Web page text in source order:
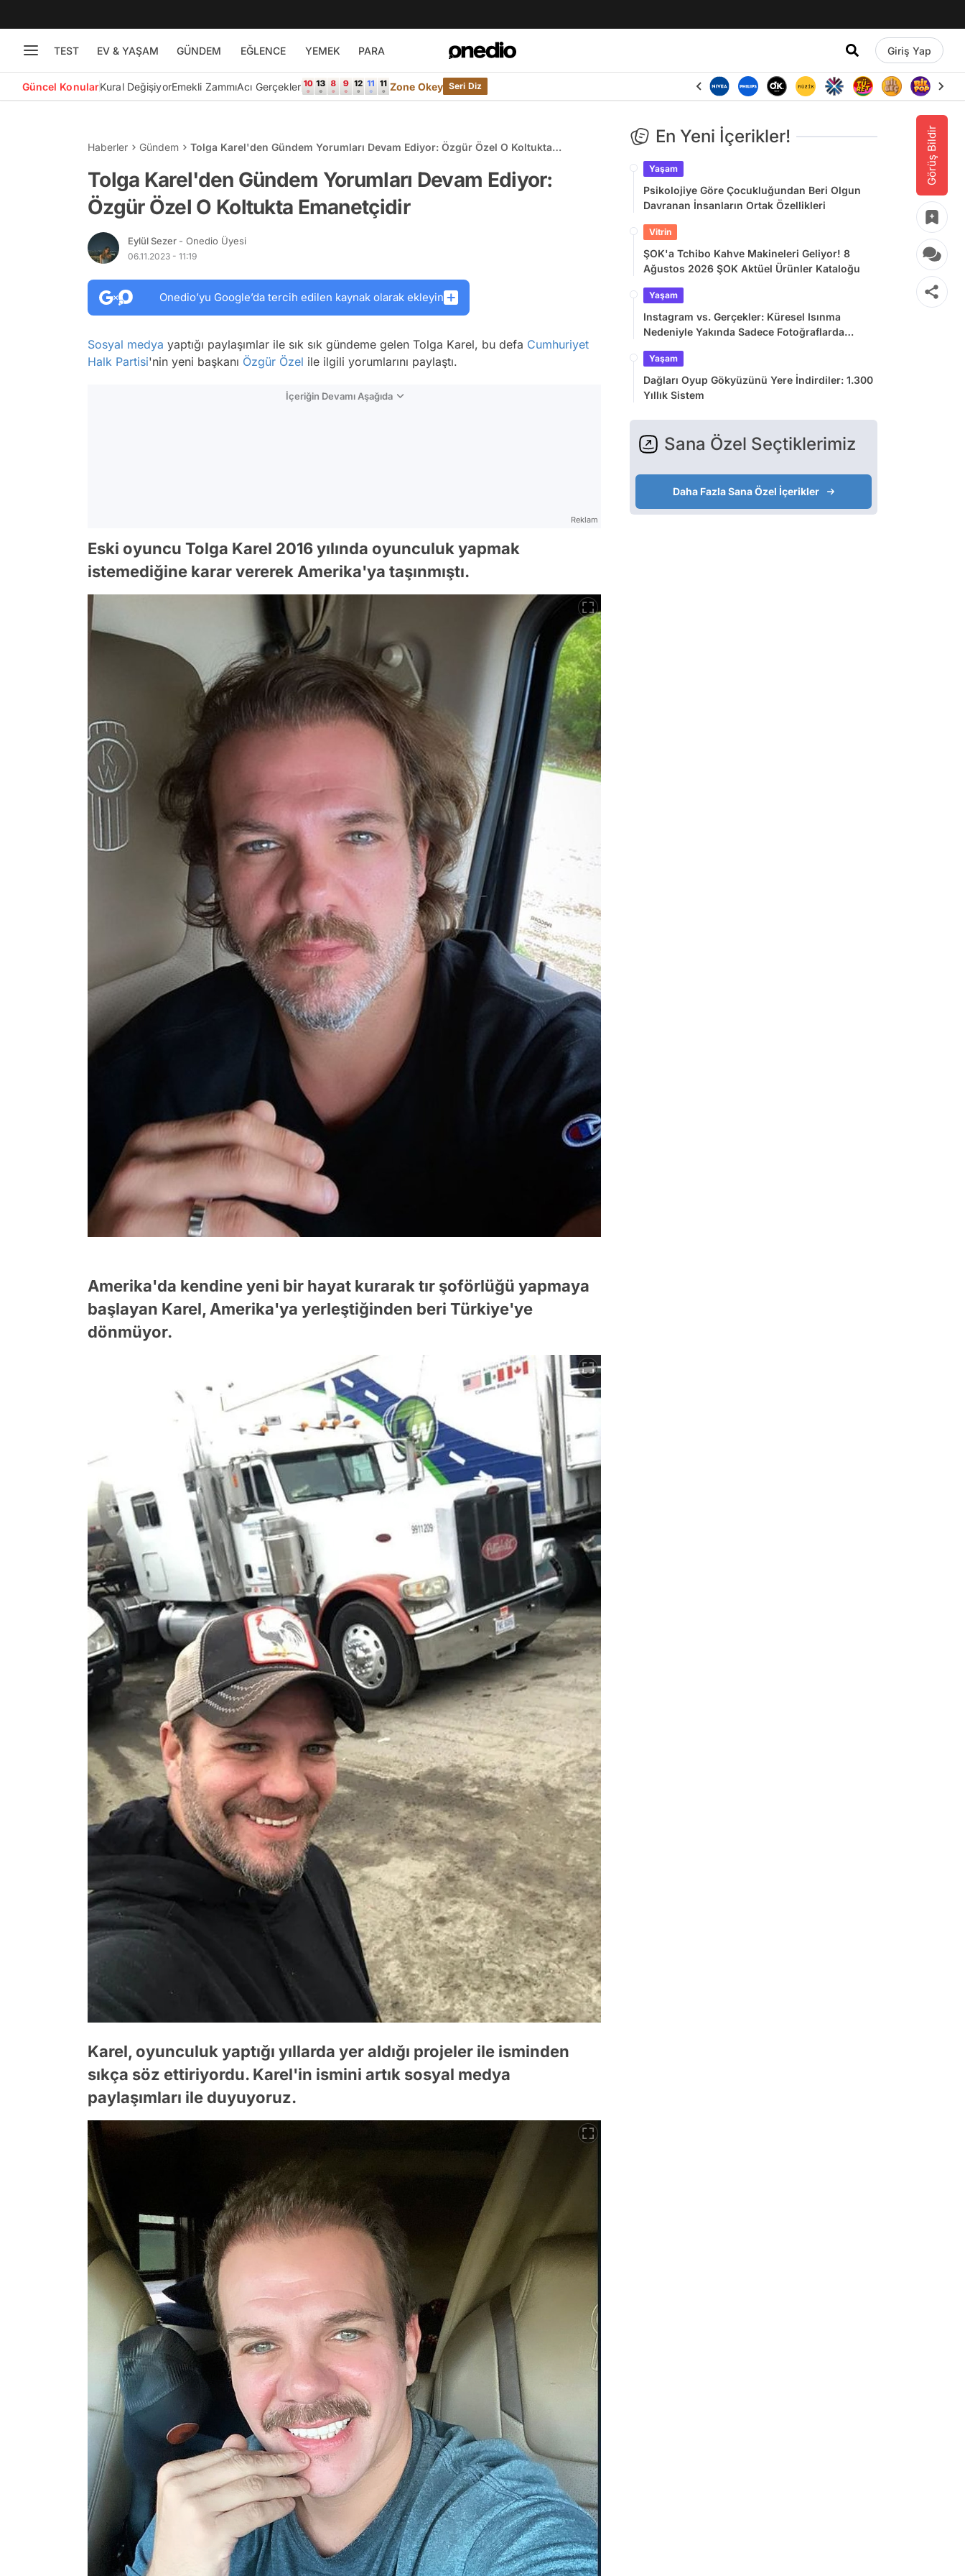
TEST EV & YAŞAM GÜNDEM EĞLENCE YEMEK PARA Giriş Yap
Güncel KonularKural DeğişiyorEmekli ZammıAcı Gerçekler Zone Okey Seri Diz
Görüş Bildir
Haberler Gündem
Tolga Karel'den Gündem Yorumları Devam Ediyor: Özgür Özel O Koltukta
Tolga Karel'den Gündem Yorumları Devam Ediyor:
Özgür Özel O Koltukta Emanetçidir
Eylül Sezer - Onedio Üyesi
06.11.2023 - 11:19
Onedio’yu Google’da tercih edilen kaynak olarak ekleyin
Sosyal medya yaptığı paylaşımlar ile sık sık gündeme gelen Tolga Karel, bu defa Cumhuriyet
Halk Partisi'nin yeni başkanı Özgür Özel ile ilgili yorumlarını paylaştı.
İçeriğin Devamı Aşağıda
Reklam
Eski oyuncu Tolga Karel 2016 yılında oyunculuk yapmak
istemediğine karar vererek Amerika'ya taşınmıştı.
Amerika'da kendine yeni bir hayat kurarak tır şoförlüğü yapmaya
başlayan Karel, Amerika'ya yerleştiğinden beri Türkiye'ye
dönmüyor.
Karel, oyunculuk yaptığı yıllarda yer aldığı projeler ile isminden
sıkça söz ettiriyordu. Karel'in ismini artık sosyal medya
paylaşımları ile duyuyoruz.
En Yeni İçerikler!
Yaşam
Psikolojiye Göre Çocukluğundan Beri Olgun
Davranan İnsanların Ortak Özellikleri
Vitrin
ŞOK'a Tchibo Kahve Makineleri Geliyor! 8
Ağustos 2026 ŞOK Aktüel Ürünler Kataloğu
Yaşam
Instagram vs. Gerçekler: Küresel Isınma
Nedeniyle Yakında Sadece Fotoğraflarda
Yaşam
Dağları Oyup Gökyüzünü Yere İndirdiler: 1.300
Yıllık Sistem
Sana Özel Seçtiklerimiz
Daha Fazla Sana Özel İçerikler